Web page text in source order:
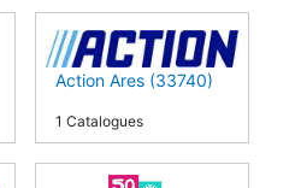
Action Ares (33740)
1 Catalogues